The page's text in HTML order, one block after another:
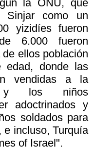
la ONU, que
Sinjar como un
yizidíes fueron
6.000 fueron
ellos población
edad, donde las
vendidas a la
y los niños
adoctrinados y
soldados para
e incluso, Turquía
of Israel".